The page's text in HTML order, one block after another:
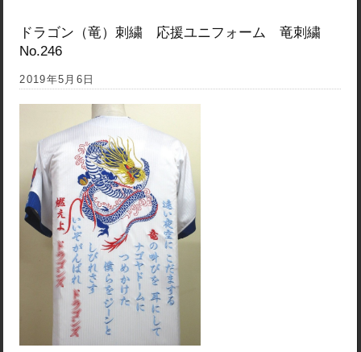
ドラゴン（竜）刺繍 応援ユニフォーム 竜刺繍
No.246
2019年5月6日